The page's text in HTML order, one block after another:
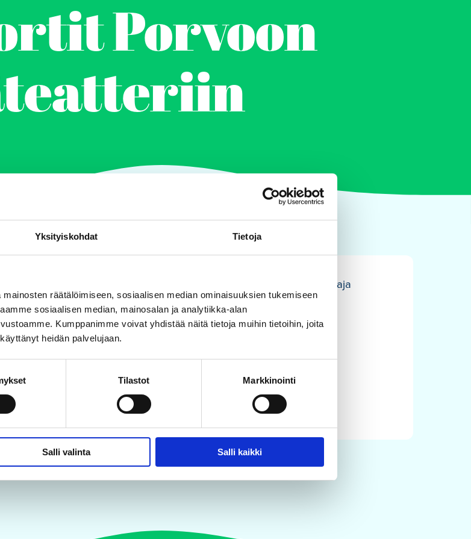
Yksityiskohdat Tietoja
räätälöimiseen, sosiaalisen median ominaisuuksien tukemiseen
sosiaalisen median, mainosalan ja analytiikka-alan
Kumppanimme voivat yhdistää näitä tietoja muihin tietoihin, joita
heidän palvelujaan.
Tilastot Markkinointi
Salli valinta Salli kaikki
Porvoon
LAHJAKORTTI ostetaan Porvoon Kesäteatterin kautta ja ostaja
ja kellonajan
info@porvoonkesateatteri.fi , puh. 0400 787878 tai
ota-yhteytta/